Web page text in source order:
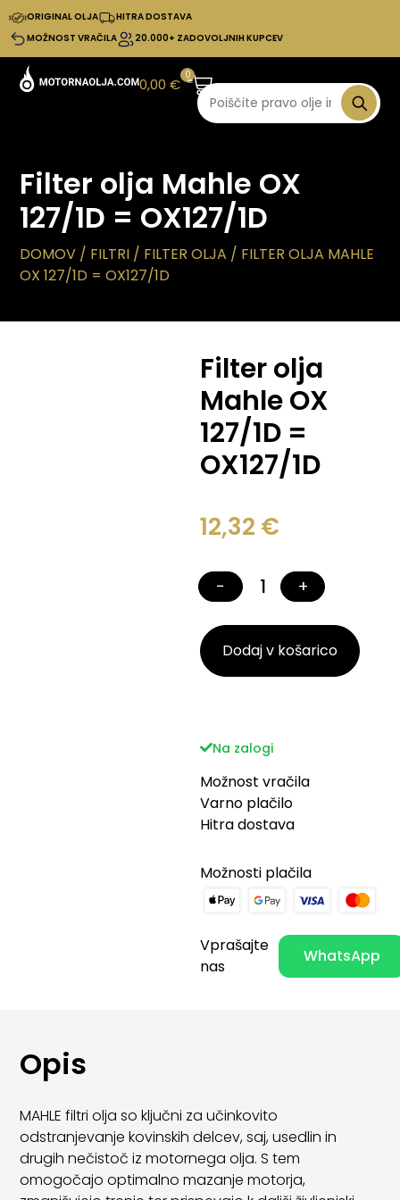
ORIGINAL OLJA
HITRA DOSTAVA
MOŽNOST VRAČILA
20.000+ ZADOVOLJNIH KUPCEV
0,00€
0
Filter olja Mahle OX
127/1D = OX127/1D
DOMOV / FILTRI / FILTER OLJA / FILTER OLJA MAHLE
OX 127/1D = OX127/1D
Filter olja
Mahle OX
127/1D =
OX127/1D
12,32 €
− +
Dodaj v košarico
Na zalogi
Možnost vračila
Varno plačilo
Hitra dostava
Možnosti plačila
Vprašajte
nas
WhatsApp
Opis
MAHLE filtri olja so ključni za učinkovito
odstranjevanje kovinskih delcev, saj, usedlin in
drugih nečistoč iz motornega olja. S tem
omogočajo optimalno mazanje motorja,